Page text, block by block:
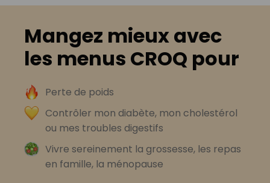
Mangez mieux avec
les menus CROQ pour
Perte de poids
Contrôler mon diabète, mon cholestérol
ou mes troubles digestifs
Vivre sereinement la grossesse, les repas
en famille, la ménopause